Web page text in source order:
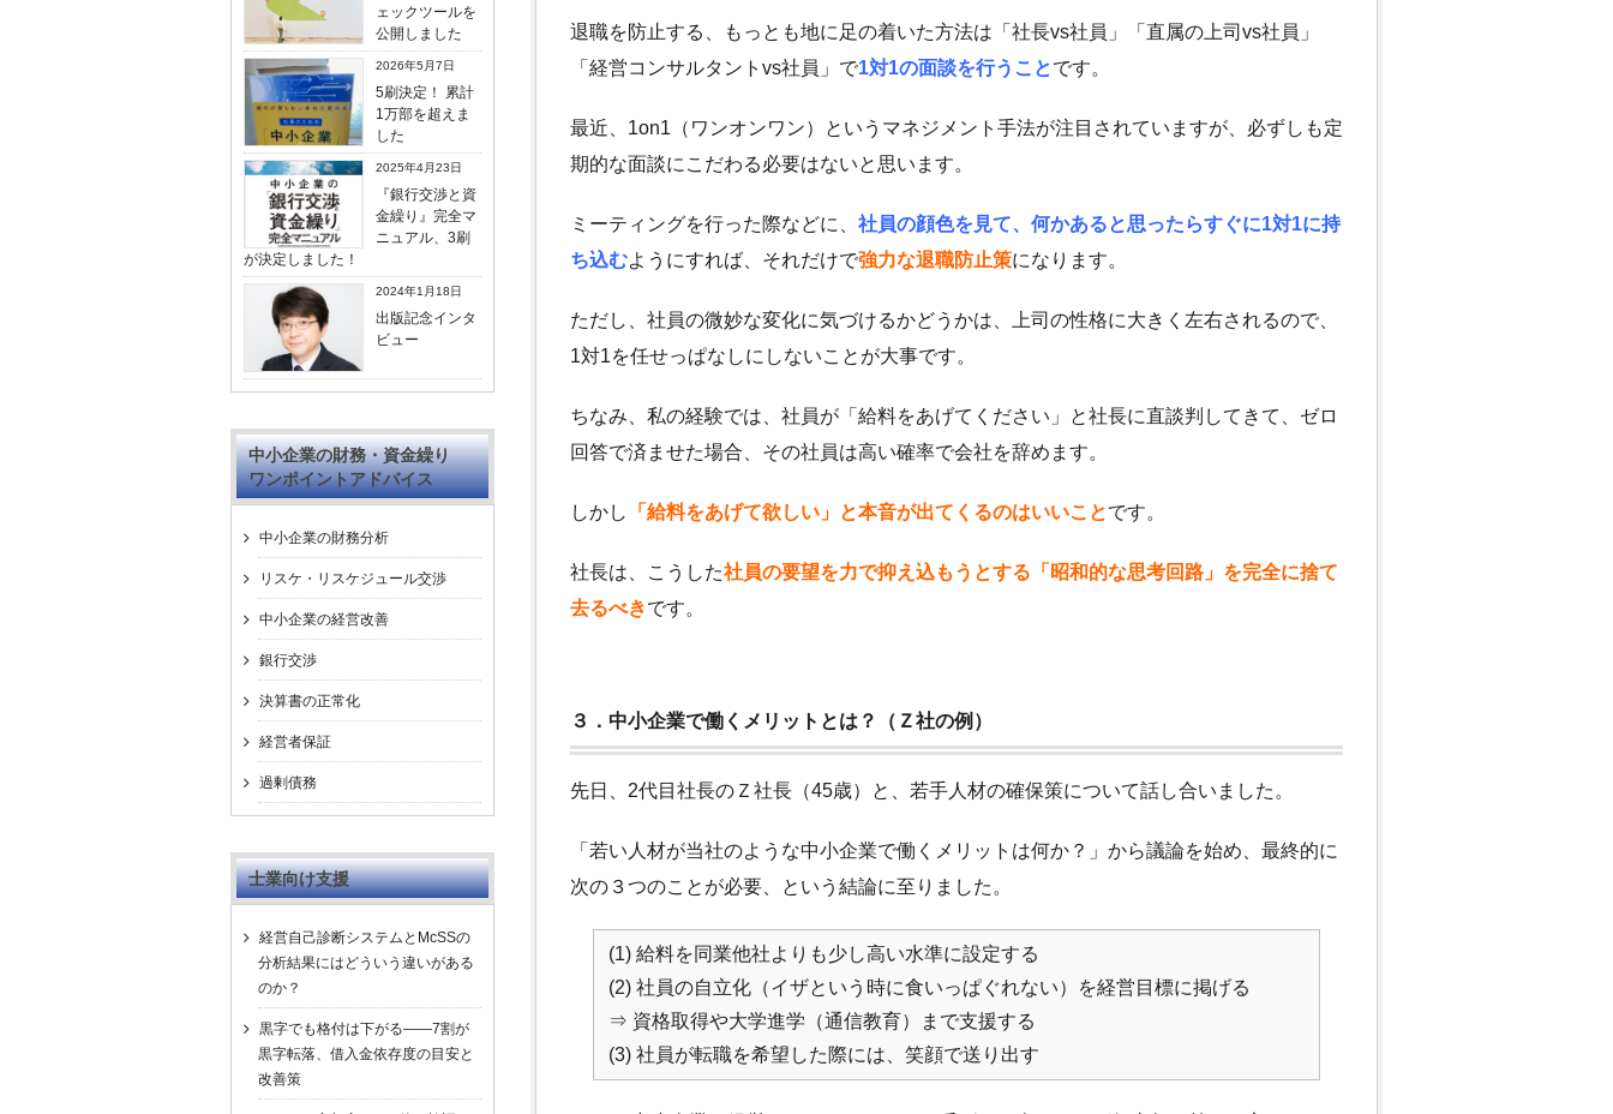
退職を防止する、もっとも地に足の着いた方法は「社長vs社員」「直属の上司vs社員」
「経営コンサルタントvs社員」で1対1の面談を行うことです。
最近、1on1（ワンオンワン）というマネジメント手法が注目されていますが、必ずしも定
期的な面談にこだわる必要はないと思います。
ミーティングを行った際などに、 社員の顔色を見て、何かあると思ったらすぐに1対1に持
ち込むようにすれば、それだけで強力な退職防止策になります。
ただし、社員の微妙な変化に気づけるかどうかは、上司の性格に大きく左右されるので、
1対1を任せっぱなしにしないことが大事です。
ちなみ、私の経験では、社員が「給料をあげてください」と社長に直談判してきて、ゼロ
回答で済ませた場合、その社員は高い確率で会社を辞めます。
しかし 「給料をあげて欲しい」と本音が出てくるのはいいことです。
社長は、こうした社員の要望を力で抑え込もうとする「昭和的な思考回路」を完全に捨て
去るべきです。
３．中小企業で働くメリットとは？（Ｚ社の例）
先日、2代目社長のＺ社長（45歳）と、若手人材の確保策について話し合いました。
「若い人材が当社のような中小企業で働くメリットは何か？」から議論を始め、最終的に
次の３つのことが必要、という結論に至りました。
(1) 給料を同業他社よりも少し高い水準に設定する
(2) 社員の自立化（イザという時に食いっぱぐれない）を経営目標に掲げる
⇒ 資格取得や大学進学（通信教育）まで支援する
(3) 社員が転職を希望した際には、笑顔で送り出す
ェックツールを
公開しました
2026年5月7日
5刷決定！ 累計
1万部を超えま
した
2025年4月23日
『銀行交渉と資
金繰り』完全マ
ニュアル、3刷
が決定しました！
2024年1月18日
出版記念インタ
ビュー
中小企業の財務・資金繰り
ワンポイントアドバイス
中小企業の財務分析
リスケ・リスケジュール交渉
中小企業の経営改善
銀行交渉
決算書の正常化
経営者保証
過剰債務
士業向け支援
経営自己診断システムとMcSSの
分析結果にはどういう違いがある
のか？
黒字でも格付は下がる――7割が
黒字転落、借入金依存度の目安と
改善策